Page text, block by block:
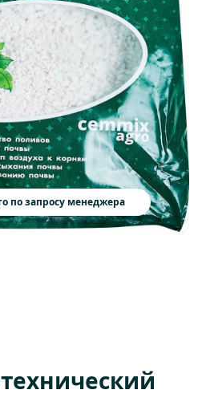
по запросу менеджера